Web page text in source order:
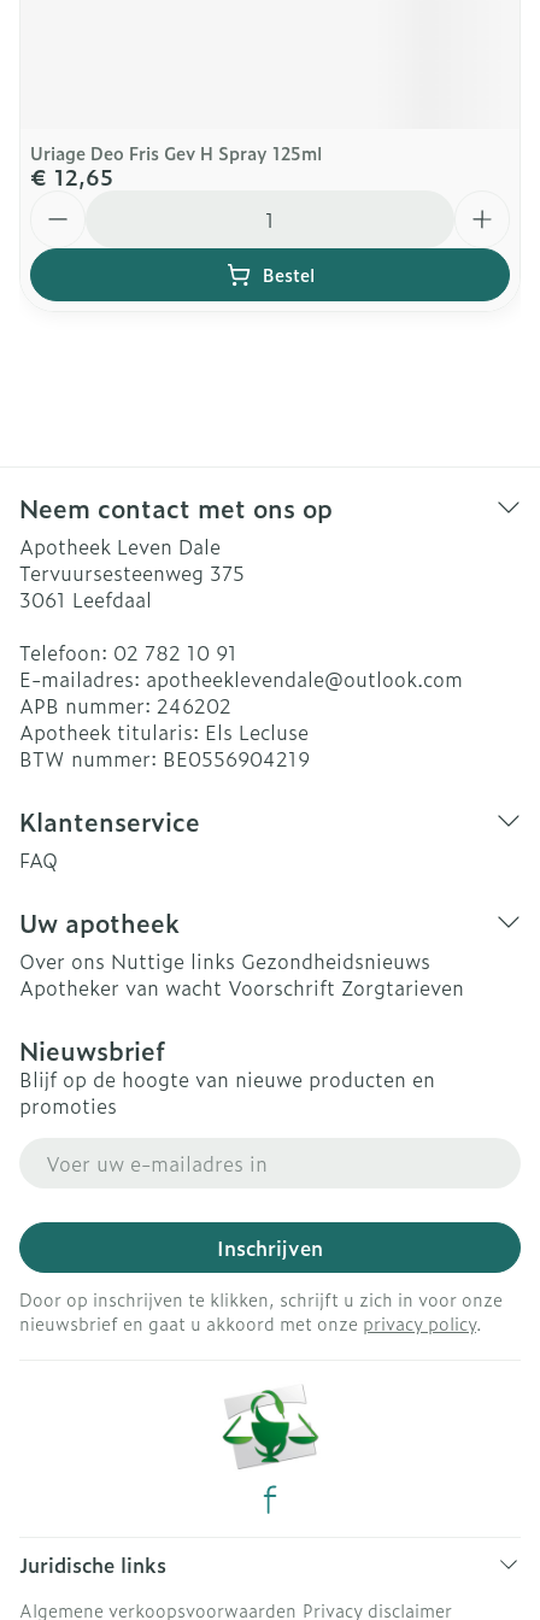
Uriage Deo Fris Gev H Spray 125ml
€ 12,65
Bestel
Neem contact met ons op
Apotheek Leven Dale
Tervuursesteenweg 375
3061 Leefdaal
Telefoon: 02 782 10 91
E-mailadres: apotheeklevendale@outlook.com
APB nummer: 246202
Apotheek titularis: Els Lecluse
BTW nummer: BE0556904219
Klantenservice
FAQ
Uw apotheek
Over ons Nuttige links Gezondheidsnieuws
Apotheker van wacht Voorschrift Zorgtarieven
Nieuwsbrief
Blijf op de hoogte van nieuwe producten en
promoties
Inschrijven
Door op inschrijven te klikken, schrijft u zich in voor onze
nieuwsbrief en gaat u akkoord met onze privacy policy.
Juridische links
Algemene verkoopsvoorwaarden Privacy disclaimer